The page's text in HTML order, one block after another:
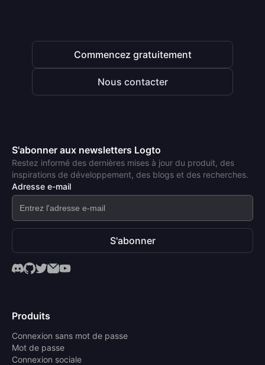
Commencez gratuitement
Nous contacter
S'abonner aux newsletters Logto
Restez informé des dernières mises à jour du produit, des
inspirations de développement, des blogs et des recherches.
Adresse e-mail
S'abonner
Produits
Connexion sans mot de passe
Mot de passe
Connexion sociale